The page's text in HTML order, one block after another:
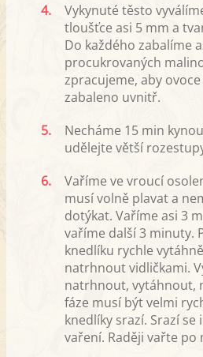
4.
Vykynuté těsto
tloušťce asi 5 mm a
Do každého zabalíme
procukrovaných
zpracujeme, aby
zabaleno uvnitř.
5.
Necháme 15 min
udělejte větší
6.
Vaříme ve vroucí
musí volně plavat a
dotýkat. Vaříme asi 3
vaříme další 3 minuty.
knedlíku rychle
natrhnout vidličkami.
natrhnout, vytáhnout,
fáze musí být velmi
knedlíky srazí. Srazí
vaření. Raději vařte po